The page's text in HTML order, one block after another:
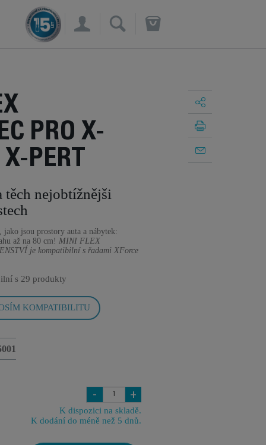
×
PRO X-
PERT
těch nejobtížnějši
jako jsou prostory auta a nábytek:
až na 80 cm! MINI FLEX
je kompatibilní s řadami XForce
s 29 produkty
KOMPATIBILITU
- +
K dispozici na skladě.
K dodání do méně než 5 dnů.